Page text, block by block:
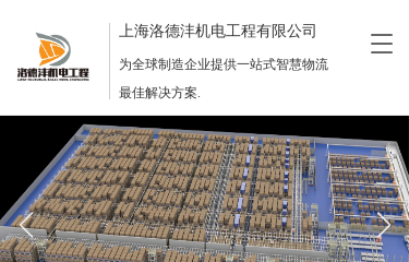
T
e
n
a
v
i
上海洛德沣机电工程有限公司
为全球制造企业提供一站式智慧物流
最佳解决方案.